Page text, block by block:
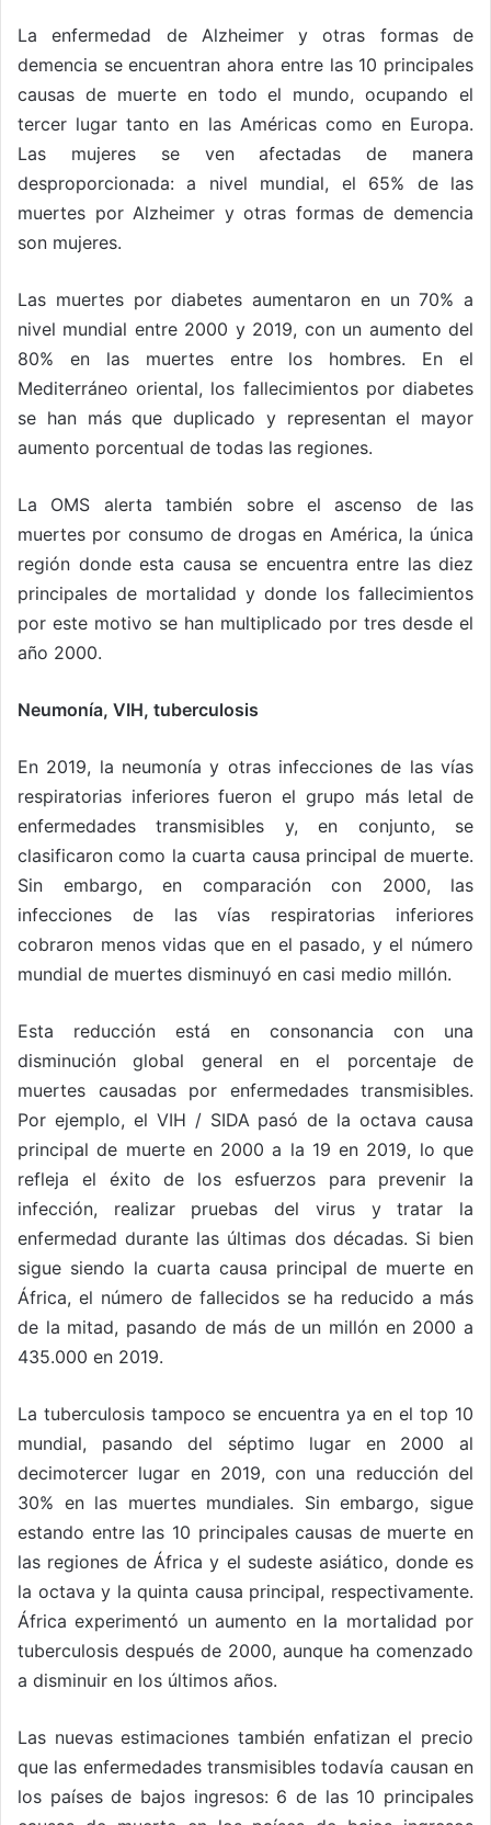
La enfermedad de Alzheimer y otras formas de
demencia se encuentran ahora entre las 10 principales
causas de muerte en todo el mundo, ocupando el
tercer lugar tanto en las Américas como en Europa.
Las mujeres se ven afectadas de manera
desproporcionada: a nivel mundial, el 65% de las
muertes por Alzheimer y otras formas de demencia
son mujeres.
Las muertes por diabetes aumentaron en un 70% a
nivel mundial entre 2000 y 2019, con un aumento del
80% en las muertes entre los hombres. En el
Mediterráneo oriental, los fallecimientos por diabetes
se han más que duplicado y representan el mayor
aumento porcentual de todas las regiones.
La OMS alerta también sobre el ascenso de las
muertes por consumo de drogas en América, la única
región donde esta causa se encuentra entre las diez
principales de mortalidad y donde los fallecimientos
por este motivo se han multiplicado por tres desde el
año 2000.
Neumonía, VIH, tuberculosis
En 2019, la neumonía y otras infecciones de las vías
respiratorias inferiores fueron el grupo más letal de
enfermedades transmisibles y, en conjunto, se
clasificaron como la cuarta causa principal de muerte.
Sin embargo, en comparación con 2000, las
infecciones de las vías respiratorias inferiores
cobraron menos vidas que en el pasado, y el número
mundial de muertes disminuyó en casi medio millón.
Esta reducción está en consonancia con una
disminución global general en el porcentaje de
muertes causadas por enfermedades transmisibles.
Por ejemplo, el VIH / SIDA pasó de la octava causa
principal de muerte en 2000 a la 19 en 2019, lo que
refleja el éxito de los esfuerzos para prevenir la
infección, realizar pruebas del virus y tratar la
enfermedad durante las últimas dos décadas. Si bien
sigue siendo la cuarta causa principal de muerte en
África, el número de fallecidos se ha reducido a más
de la mitad, pasando de más de un millón en 2000 a
435.000 en 2019.
La tuberculosis tampoco se encuentra ya en el top 10
mundial, pasando del séptimo lugar en 2000 al
decimotercer lugar en 2019, con una reducción del
30% en las muertes mundiales. Sin embargo, sigue
estando entre las 10 principales causas de muerte en
las regiones de África y el sudeste asiático, donde es
la octava y la quinta causa principal, respectivamente.
África experimentó un aumento en la mortalidad por
tuberculosis después de 2000, aunque ha comenzado
a disminuir en los últimos años.
Las nuevas estimaciones también enfatizan el precio
que las enfermedades transmisibles todavía causan en
los países de bajos ingresos: 6 de las 10 principales